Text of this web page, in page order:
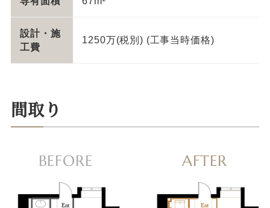
設計・施
工費
1250万(税別) (工事当時価格)
間取り
BEFORE AFTER